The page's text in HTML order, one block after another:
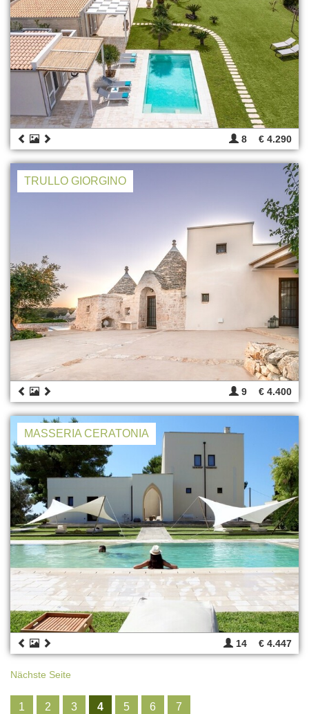
8 € 4.290
TRULLO GIORGINO
9 € 4.400
MASSERIA CERATONIA
14 € 4.447
Nächste Seite
1 2 3 4 5 6 7